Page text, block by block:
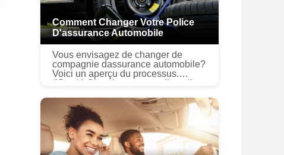
Comment Changer Votre Police
D'assurance Automobile
Vous envisagez de changer de
compagnie dassurance automobile?
Voici un aperçu du processus.
(iStock) Obtenir une nouvelle police
processus plus complexe que vous